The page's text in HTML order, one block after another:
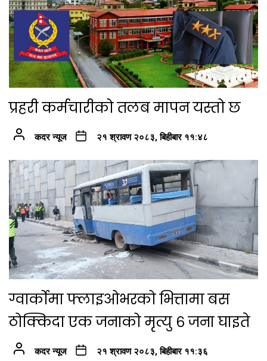
प्रहरी कर्मचारीको तलब मापन यस्तो छ
कदर न्यूज २१ श्रावण २०८३, बिहीबार ११:४८
ग्वार्कोमा फ्लाइओभरको भित्तामा बस
ठोक्किदा एक जनाको मृत्यु ६ जना घाइते
कदर न्यूज २१ श्रावण २०८३, बिहीबार ११:३६